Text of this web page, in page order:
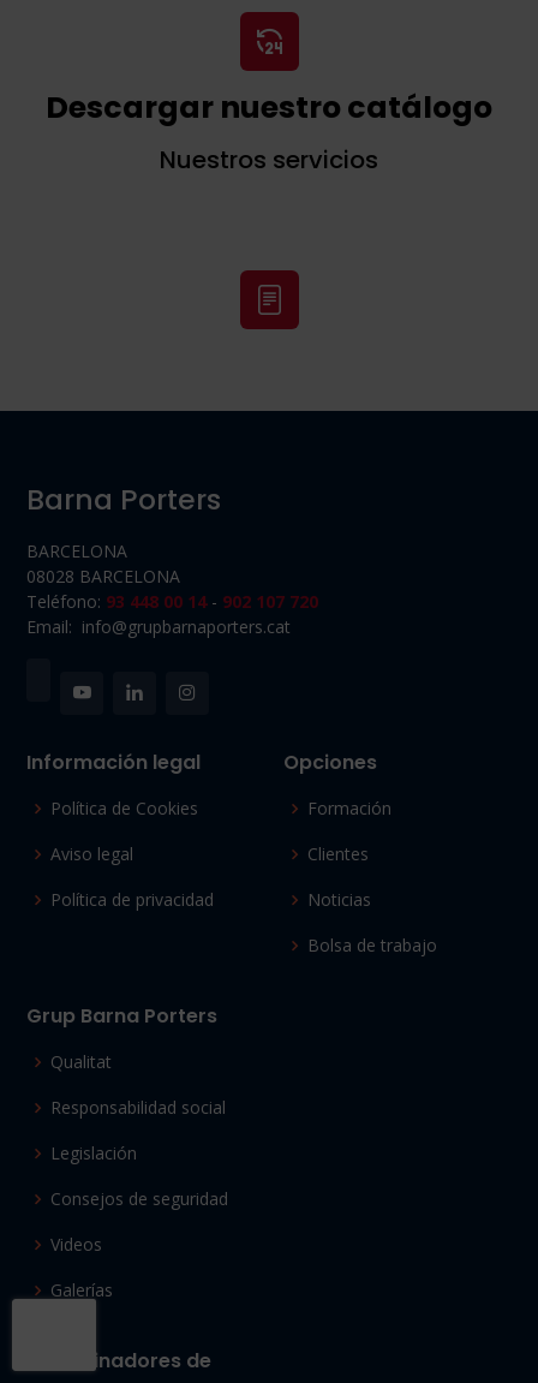
Descargar nuestro catálogo
Nuestros servicios
Barna Porters
BARCELONA
08028 BARCELONA
Teléfono: 93 448 00 14 - 902 107 720
Email: info@grupbarnaporters.cat
Información legal
Política de Cookies
Aviso legal
Política de privacidad
Opciones
Formación
Clientes
Noticias
Bolsa de trabajo
Grup Barna Porters
Qualitat
Responsabilidad social
Legislación
Consejos de seguridad
Videos
Galerías
Patrocinadores de